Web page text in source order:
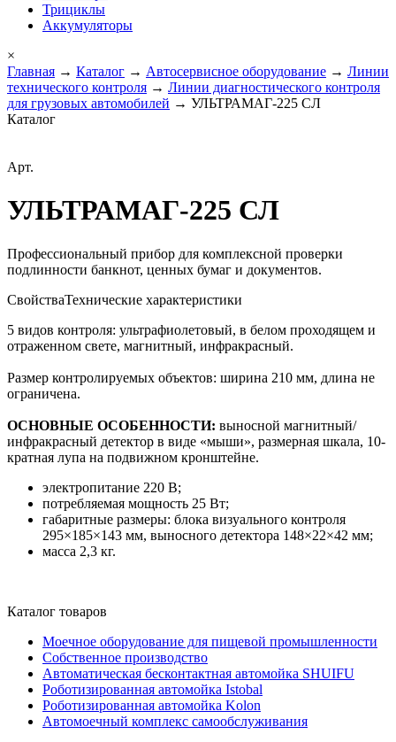
Трициклы
Аккумуляторы
×
Главная → Каталог → Автосервисное оборудование → Линии
технического контроля → Линии диагностического контроля
для грузовых автомобилей → УЛЬТРАМАГ-225 СЛ
Каталог
Арт.
УЛЬТРАМАГ-225 СЛ
Профессиональный прибор для комплексной проверки
подлинности банкнот, ценных бумаг и документов.
СвойстваТехнические характеристики
5 видов контроля: ультрафиолетовый, в белом проходящем и
отраженном свете, магнитный, инфракрасный.
Размер контролируемых объектов: ширина 210 мм, длина не
ограничена.
ОСНОВНЫЕ ОСОБЕННОСТИ: выносной магнитный/
инфракрасный детектор в виде «мыши», размерная шкала, 10-
кратная лупа на подвижном кронштейне.
электропитание 220 В;
потребляемая мощность 25 Вт;
габаритные размеры: блока визуального контроля
295×185×143 мм, выносного детектора 148×22×42 мм;
масса 2,3 кг.
Каталог товаров
Моечное оборудование для пищевой промышленности
Собственное производство
Автоматическая бесконтактная автомойка SHUIFU
Роботизированная автомойка Istobal
Роботизированная автомойка Kolon
Автомоечный комплекс самообслуживания